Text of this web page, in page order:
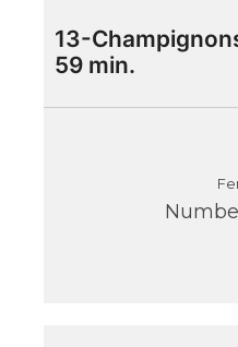
13-
59 min.